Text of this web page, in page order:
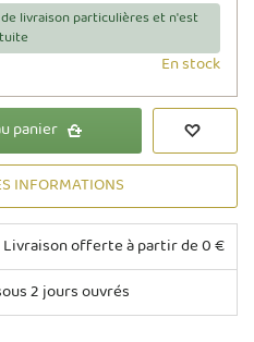
livraison particulières et n'est
En stock
panier
INFORMATIONS
Livraison offerte à partir de 0 €
2 jours ouvrés